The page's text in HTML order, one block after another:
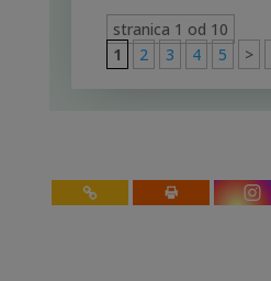
stranica 1 od 10
1
2 3 4 5 >